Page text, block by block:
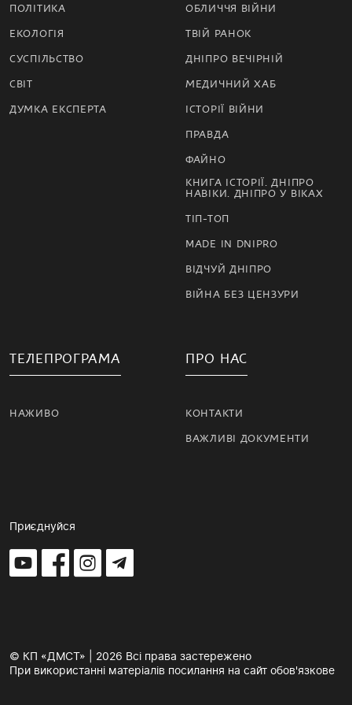
ПОЛІТИКА
ЕКОЛОГІЯ
СУСПІЛЬСТВО
СВІТ
ДУМКА ЕКСПЕРТА
ОБЛИЧЧЯ ВІЙНИ
ТВІЙ РАНОК
ДНІПРО ВЕЧІРНІЙ
МЕДИЧНИЙ ХАБ
ІСТОРІЇ ВІЙНИ
ПРАВДА
ФАЙНО
КНИГА ІСТОРІЇ. ДНІПРО
НАВІКИ. ДНІПРО У ВІКАХ
ТІП-ТОП
MADE IN DNIPRO
ВІДЧУЙ ДНІПРО
ВІЙНА БЕЗ ЦЕНЗУРИ
ТЕЛЕПРОГРАМА
НАЖИВО
ПРО НАС
КОНТАКТИ
ВАЖЛИВІ ДОКУМЕНТИ
Приєднуйся
© КП «ДМСТ» | 2026 Всі права застережено
При використанні матеріалів посилання на сайт обов'язкове